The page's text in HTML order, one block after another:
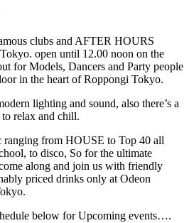
clubs and AFTER HOURS
open until 12.00 noon on the
for Models, Dancers and Party people
in the heart of Roppongi Tokyo.
lighting and sound, also there’s a
relax and chill.
ranging from HOUSE to Top 40 all
to disco, So for the ultimate
along and join us with friendly
priced drinks only at Odeon
below for Upcoming events….